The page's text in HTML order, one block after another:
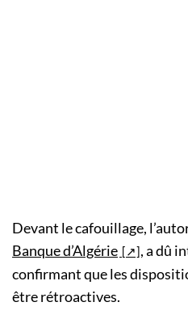
Devant le cafouillage,
Banque d’Algérie
, a dû
confirmant que les
être rétroactives.